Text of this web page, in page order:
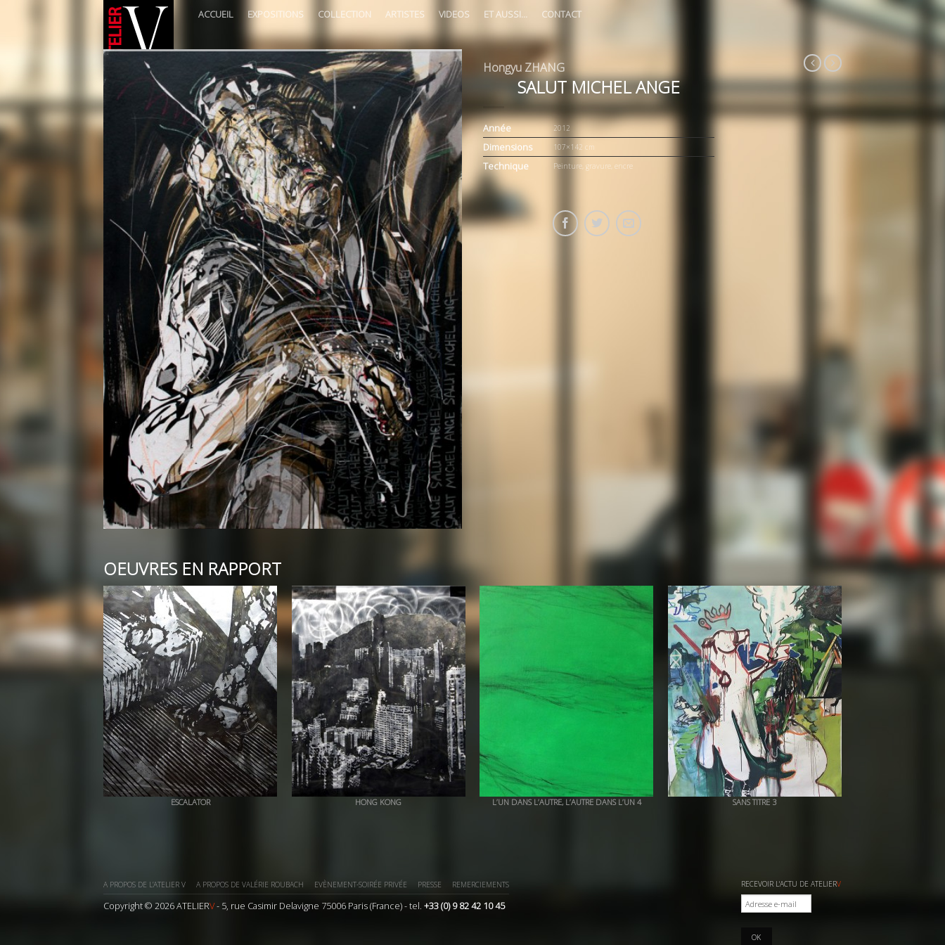
ACCUEIL EXPOSITIONS COLLECTION ARTISTES VIDEOS ET AUSSI… CONTACT
Hongyu ZHANG
SALUT MICHEL ANGE
Année 2012
Dimensions 107×142 cm
Technique Peinture, gravure, encre
OEUVRES EN RAPPORT
+ QUICK VIEW
ESCALATOR + QUICK VIEW
HONG KONG + QUICK VIEW
L’UN DANS L’AUTRE, L’AUTRE DANS L’UN 4 + QUICK VIEW
SANS TITRE 3
A PROPOS DE L’ATELIER V A PROPOS DE VALÉRIE ROUBACH EVÈNEMENT-SOIRÉE PRIVÉE PRESSE REMERCIEMENTS
Copyright © 2026 ATELIERV- 5, rue Casimir Delavigne 75006 Paris (France) - tel. +33 (0) 9 82 42 10 45
RECEVOIR L'ACTU DE ATELIERV